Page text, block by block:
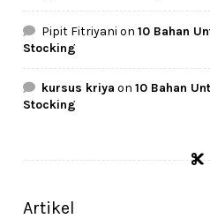
Pipit Fitriyani on10 Bahan
Stocking
kursus kriya on10 Bahan
Stocking
Artikel